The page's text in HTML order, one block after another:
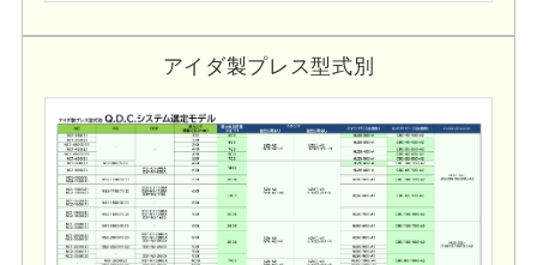
アイダ製プレス型式別